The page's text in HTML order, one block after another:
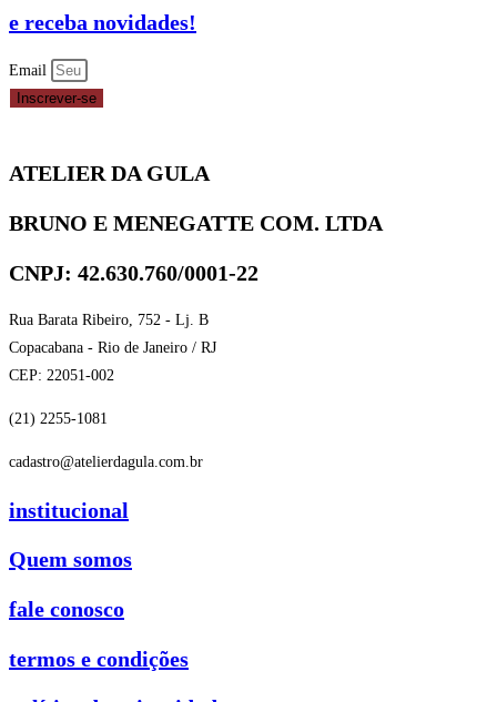
e receba novidades!
Email
Inscrever-se
ATELIER DA GULA
BRUNO E MENEGATTE COM. LTDA
CNPJ: 42.630.760/0001-22
Rua Barata Ribeiro, 752 - Lj. B
Copacabana - Rio de Janeiro / RJ
CEP: 22051-002
(21) 2255-1081
cadastro@atelierdagula.com.br
institucional
Quem somos
fale conosco
termos e condições